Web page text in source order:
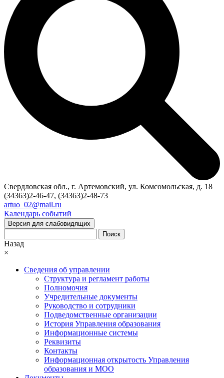
Свердловская обл., г. Артемовский, ул. Комсомольская, д. 18
(34363)2-46-47, (34363)2-48-73
artuo_02@mail.ru
Календарь событий
Версия для слабовидящих
Поиск
Назад
×
Сведения об управлении
Структура и регламент работы
Полномочия
Учредительные документы
Руководство и сотрудники
Подведомственные организации
История Управления образования
Информационные системы
Реквизиты
Контакты
Информационная открытость Управления
образования и МОО